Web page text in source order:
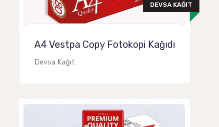
DEVSA KAĞIT
A4 Vestpa Copy Fotokopi Kağıdı
Devsa Kağıt